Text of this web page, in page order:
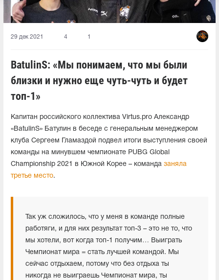
29 дек 2021 4 1
BatulinS: «Мы понимаем, что мы были
близки и нужно еще чуть-чуть и будет
топ-1»
Капитан российского коллектива Virtus.pro Александр
«BatulinS» Батулин в беседе с генеральным менеджером
клуба Сергеем Гламаздой подвел итоги выступления своей
команды на минувшем чемпионате PUBG Global
Championship 2021 в Южной Корее – команда заняла
третье место.
Так уж сложилось, что у меня в команде полные
работяги, и для них результат топ-3 – это не то, что
мы хотели, вот когда топ-1 получим… Выиграть
Чемпионат мира = стать лучшей командой. Мы
сейчас отдыхаем, потому что без отдыха ты
никогда не выиграешь Чемпионат мира, ты